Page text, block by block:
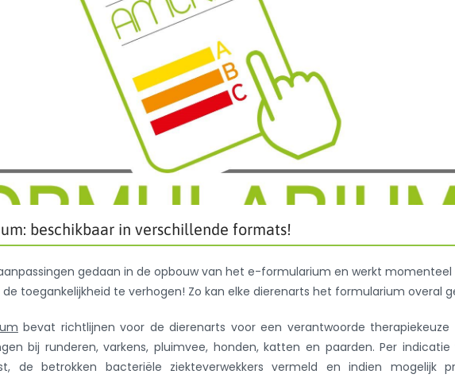
beschikbaar in verschillende formats!
gedaan in de opbouw van het e-formularium en werkt momenteel
toegankelijkheid te verhogen! Zo kan elke dierenarts het formularium overal
bevat richtlijnen voor de dierenarts voor een verantwoorde therapiekeuze
bij runderen, varkens, pluimvee, honden, katten en paarden. Per
de betrokken bacteriële ziekteverwekkers vermeld en indien mogelijk